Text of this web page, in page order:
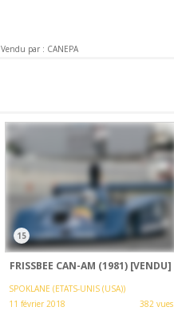
Vendu par : CANEPA
15
FRISSBEE CAN-AM (1981) [VENDU]
SPOKLANE (ETATS-UNIS (USA))
11 février 2018
382 vues